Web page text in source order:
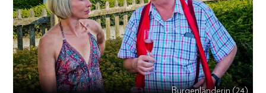
Burgenländerin (24)